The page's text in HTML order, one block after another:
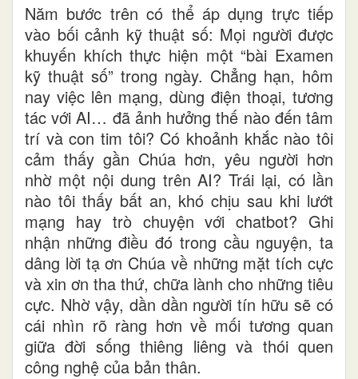
Năm bước trên có thể áp dụng trực tiếp
vào bối cảnh kỹ thuật số: Mọi người được
khuyến khích thực hiện một “bài Examen
kỹ thuật số” trong ngày. Chẳng hạn, hôm
nay việc lên mạng, dùng điện thoại, tương
tác với AI… đã ảnh hưởng thế nào đến tâm
trí và con tim tôi? Có khoảnh khắc nào tôi
cảm thấy gần Chúa hơn, yêu người hơn
nhờ một nội dung trên AI? Trái lại, có lần
nào tôi thấy bất an, khó chịu sau khi lướt
mạng hay trò chuyện với chatbot? Ghi
nhận những điều đó trong cầu nguyện, ta
dâng lời tạ ơn Chúa về những mặt tích cực
và xin ơn tha thứ, chữa lành cho những tiêu
cực. Nhờ vậy, dần dần người tín hữu sẽ có
cái nhìn rõ ràng hơn về mối tương quan
giữa đời sống thiêng liêng và thói quen
công nghệ của bản thân.